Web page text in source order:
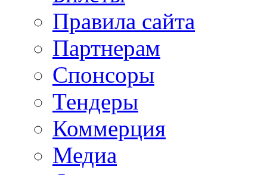
Правила сайта
Партнерам
Спонсоры
Тендеры
Коммерция
Медиа